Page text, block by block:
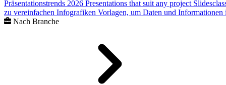
Präsentationstrends 2026 Presentations that suit any project
zu vereinfachen Infografiken Vorlagen, um Daten und
Nach Branche